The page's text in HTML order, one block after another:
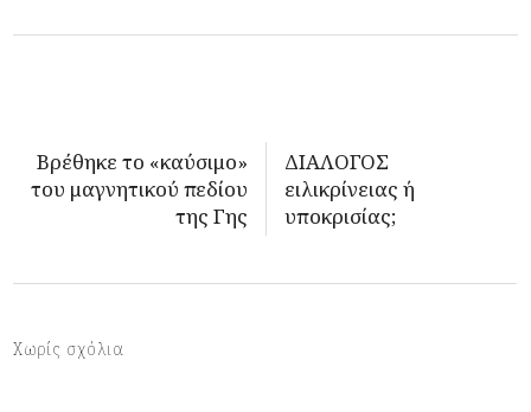
Βρέθηκε το «καύσιμο»
του μαγνητικού πεδίου
της Γης
ΔΙΑΛΟΓΟΣ
ειλικρίνειας ή
υποκρισίας;
Χωρίς σχόλια